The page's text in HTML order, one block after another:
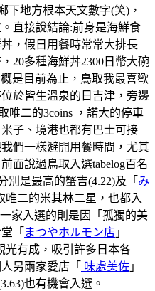
下地方根本天文數字(笑)，
直接說結論:前身是海鮮食
，假日用餐時常常大排長
20多種海鮮丼2300日幣大碗
是目前為止，鳥取我最喜歡
位於皆生溫泉的日吉津，旁邊
唯二的3coins ，諾大的停車
子、境港也都有巴士可接
們一樣避開用餐時間，尤其
面說過鳥取入選tabelog百名
別是最高的蟹吉(4.22)及「 み
唯二的米其林二星，也都入
家入選的則是因「孤獨的美
「 まつやホルモン店 」
光有成，吸引許多日本各
另兩家愛店「 味處美佐 」
也有機會入選。